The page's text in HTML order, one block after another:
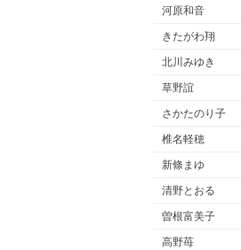
河原和音
きたがわ翔
北川みゆき
草野誼
さかたのり子
椎名軽穂
新條まゆ
清野とおる
曽根富美子
高野苺